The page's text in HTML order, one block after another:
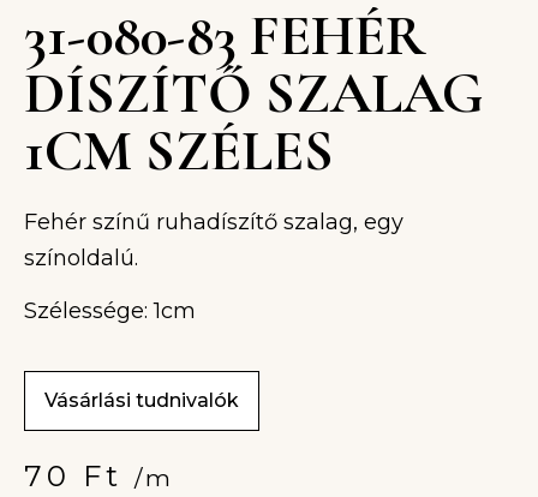
31-080-83 FEHÉR
DÍSZÍTŐ SZALAG
1CM SZÉLES
Fehér színű ruhadíszítő szalag, egy
színoldalú.
Szélessége: 1cm
Vásárlási tudnivalók
70 Ft /m